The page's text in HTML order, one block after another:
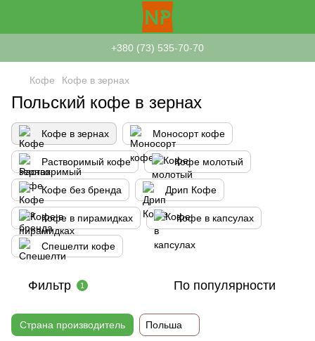
+380 (73) 535-70-70
Кофе Кофе в зернах
Польский кофе в зернах
Кофе в зернах Моносорт кофе
Растворимый кофе Кофе молотый
Кофе без бренда Дрип Кофе
Кофе в пирамидках Кофе в капсулах
Спешелти кофе
Фильтр 1 По популярности
Страна производитель Польша